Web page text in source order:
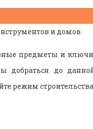
и домов.
предметы и
добраться до
режим